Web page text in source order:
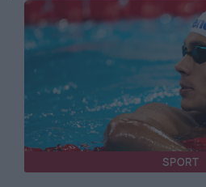
SPORT